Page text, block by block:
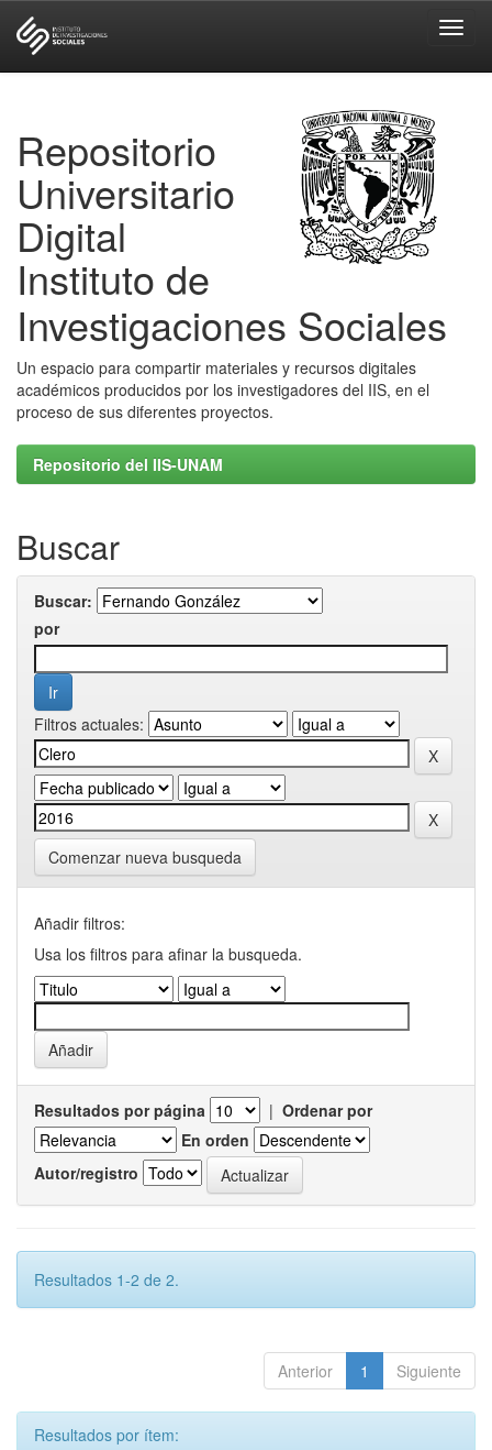
Repositorio
Universitario
Digital
Instituto de
Investigaciones Sociales
Un espacio para compartir materiales y recursos digitales
académicos producidos por los investigadores del IIS, en el
proceso de sus diferentes proyectos.
Repositorio del IIS-UNAM
Buscar
Buscar:
por
Filtros actuales:
Comenzar nueva busqueda
Añadir filtros:
Usa los filtros para afinar la busqueda.
Resultados por página | Ordenar por
En orden
Autor/registro
Resultados 1-2 de 2.
Anterior 1 Siguiente
Resultados por ítem: